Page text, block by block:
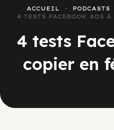
ACCUEIL PODCASTS
4 TESTS FACEBOOK ADS
4 tests
copier en